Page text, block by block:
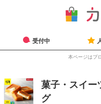
受付中
本ページはプ
菓子・スイー
グ